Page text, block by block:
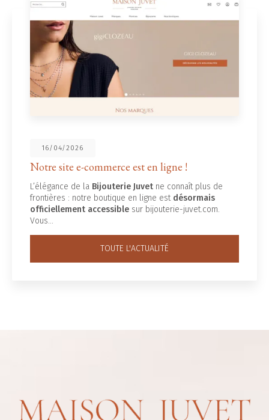
16/04/2026
Notre site e-commerce est en ligne !
L’élégance de la Bijouterie Juvet ne connaît plus de
frontières : notre boutique en ligne estdésormais
officiellement accessiblesur bijouterie-juvet.com.
Vous…
TOUTE L'ACTUALITÉ